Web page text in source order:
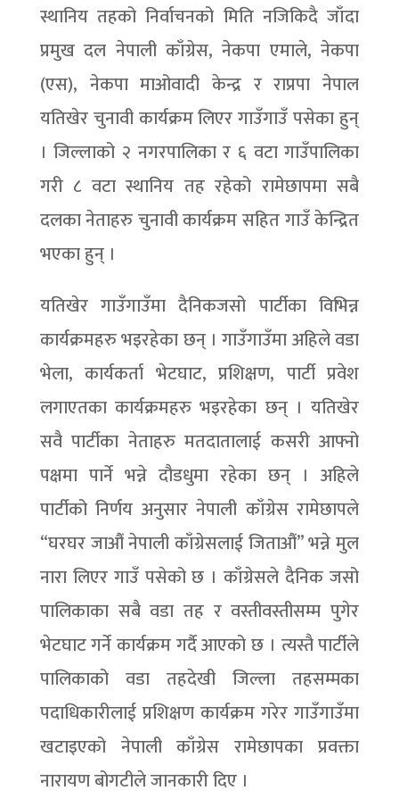
स्थानिय तहको निर्वाचनको मिति नजिकिदै जाँदा
प्रमुख दल नेपाली काँग्रेस, नेकपा एमाले, नेकपा
(एस), नेकपा माओवादी केन्द्र र राप्रपा नेपाल
यतिखेर चुनावी कार्यक्रम लिएर गाउँगाउँ पसेका हुन्
। जिल्लाको २ नगरपालिका र ६ वटा गाउँपालिका
गरी ८ वटा स्थानिय तह रहेको रामेछापमा सबै
दलका नेताहरु चुनावी कार्यक्रम सहित गाउँ केन्द्रित
भएका हुन् ।
यतिखेर गाउँगाउँमा दैनिकजसो पार्टीका विभिन्न
कार्यक्रमहरु भइरहेका छन् । गाउँगाउँमा अहिले वडा
भेला, कार्यकर्ता भेटघाट, प्रशिक्षण, पार्टी प्रवेश
लगाएतका कार्यक्रमहरु भइरहेका छन् । यतिखेर
सवै पार्टीका नेताहरु मतदातालाई कसरी आफ्नो
पक्षमा पार्ने भन्ने दौडधुमा रहेका छन् । अहिले
पार्टीको निर्णय अनुसार नेपाली काँग्रेस रामेछापले
“घरघर जाऔं नेपाली काँग्रेसलाई जिताऔं” भन्ने मुल
नारा लिएर गाउँ पसेको छ । काँग्रेसले दैनिक जसो
पालिकाका सबै वडा तह र वस्तीवस्तीसम्म पुगेर
भेटघाट गर्ने कार्यक्रम गर्दै आएको छ । त्यस्तै पार्टीले
पालिकाको वडा तहदेखी जिल्ला तहसम्मका
पदाधिकारीलाई प्रशिक्षण कार्यक्रम गरेर गाउँगाउँमा
खटाइएको नेपाली काँग्रेस रामेछापका प्रवक्ता
नारायण बोगटीले जानकारी दिए ।